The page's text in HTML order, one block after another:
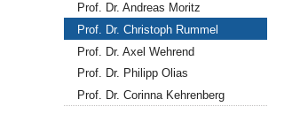
Prof. Dr. Andreas Moritz
Prof. Dr. Christoph Rummel
Prof. Dr. Axel Wehrend
Prof. Dr. Philipp Olias
Prof. Dr. Corinna Kehrenberg